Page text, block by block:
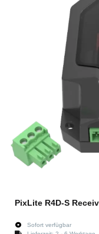
PixLite R4D-S
Sofort verfügbar